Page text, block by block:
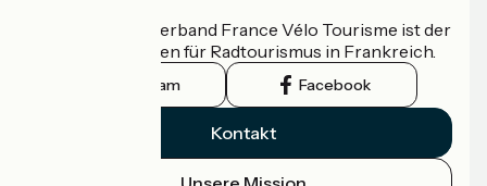
Der nationale Verband France Vélo Tourisme ist der
offizielle Leitfaden für Radtourismus in Frankreich.
Instagram Facebook
Kontakt